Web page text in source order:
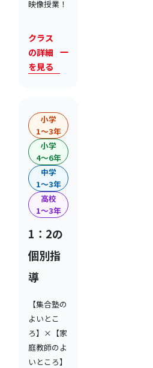
映像授業！
クラス
の詳細
を見る
小学
1〜3年
小学
4〜6年
中学
1〜3年
高校
1〜3年
1：2の
個別指
導
【集合塾の
よいとこ
ろ】×【家
庭教師のよ
いところ】